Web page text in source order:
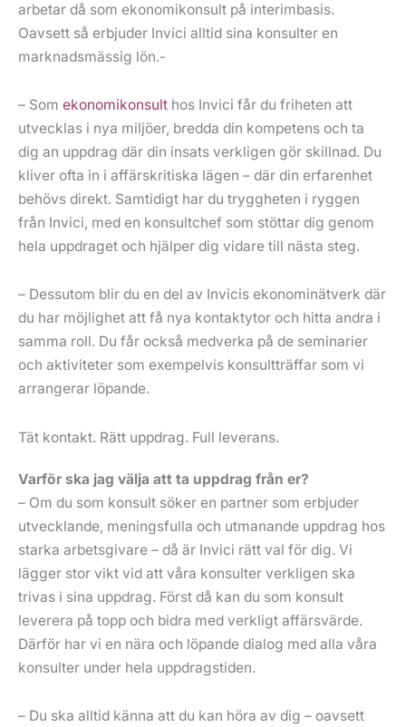
arbetar då som ekonomikonsult på interimbasis.
Oavsett så erbjuder Invici alltid sina konsulter en
marknadsmässig lön.-
– Som ekonomikonsult hos Invici får du friheten att
utvecklas i nya miljöer, bredda din kompetens och ta
dig an uppdrag där din insats verkligen gör skillnad. Du
kliver ofta in i affärskritiska lägen – där din erfarenhet
behövs direkt. Samtidigt har du tryggheten i ryggen
från Invici, med en konsultchef som stöttar dig genom
hela uppdraget och hjälper dig vidare till nästa steg.
– Dessutom blir du en del av Invicis ekonominätverk där
du har möjlighet att få nya kontaktytor och hitta andra i
samma roll. Du får också medverka på de seminarier
och aktiviteter som exempelvis konsultträffar som vi
arrangerar löpande.
Tät kontakt. Rätt uppdrag. Full leverans.
Varför ska jag välja att ta uppdrag från er?
– Om du som konsult söker en partner som erbjuder
utvecklande, meningsfulla och utmanande uppdrag hos
starka arbetsgivare – då är Invici rätt val för dig. Vi
lägger stor vikt vid att våra konsulter verkligen ska
trivas i sina uppdrag. Först då kan du som konsult
leverera på topp och bidra med verkligt affärsvärde.
Därför har vi en nära och löpande dialog med alla våra
konsulter under hela uppdragstiden.
– Du ska alltid känna att du kan höra av dig – oavsett